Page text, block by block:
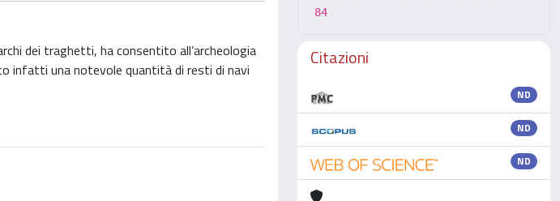
dei traghetti, ha consentito all’archeologia
infatti una notevole quantità di resti di navi
84
Citazioni
ND
ND
ND